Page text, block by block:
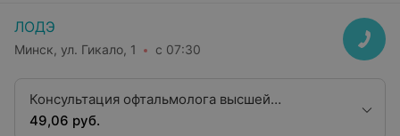
ЛОДЭ
Минск, ул. Гикало, 1 с 07:30
Консультация офтальмолога высшей
квалификационной категории
49,06 руб.